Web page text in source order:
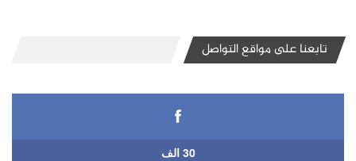
تابعنا على مواقع التواصل
30 الف